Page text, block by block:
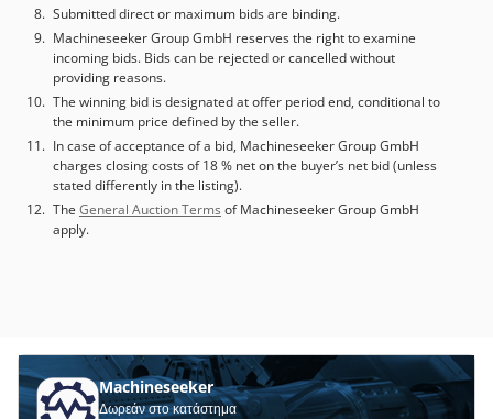
Submitted direct or maximum bids are binding.
Machineseeker Group GmbH reserves the right to examine
incoming bids. Bids can be rejected or cancelled without
providing reasons.
The winning bid is designated at offer period end, conditional to
the minimum price defined by the seller.
In case of acceptance of a bid, Machineseeker Group GmbH
charges closing costs of 18 % net on the buyer’s net bid (unless
stated differently in the listing).
The General Auction Terms of Machineseeker Group GmbH
apply.
Machineseeker
Δωρεάν στο κατάστημα